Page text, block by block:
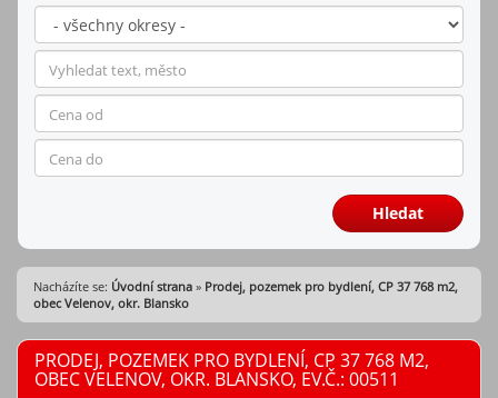
Hledat
Nacházíte se: Úvodní strana » Prodej, pozemek pro bydlení, CP 37 768 m2,
obec Velenov, okr. Blansko
PRODEJ, POZEMEK PRO BYDLENÍ, CP 37 768 M2,
OBEC VELENOV, OKR. BLANSKO, EV.Č.: 00511